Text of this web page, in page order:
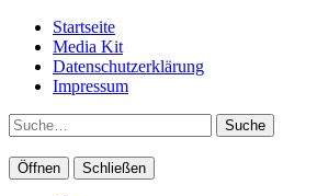
Startseite
Media Kit
Datenschutzerklärung
Impressum
Suche
Öffnen Schließen